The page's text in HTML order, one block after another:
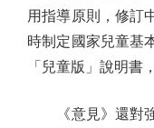
用指導原則，修訂
時制定國家兒童基
「兒童版」說明書
《意見》還對強